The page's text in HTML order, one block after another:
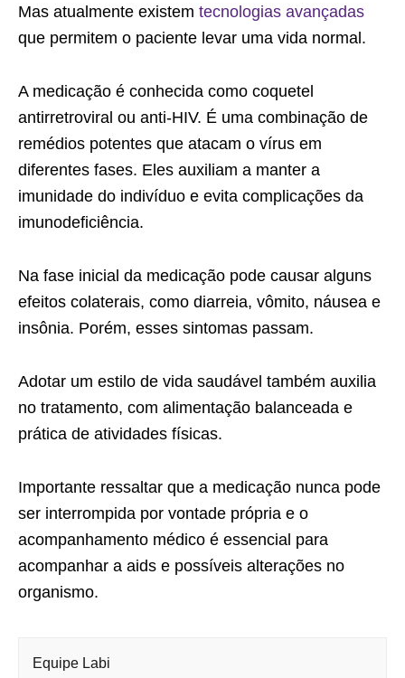
Mas atualmente existem tecnologias avançadas
que permitem o paciente levar uma vida normal.
A medicação é conhecida como coquetel
antirretroviral ou anti-HIV. É uma combinação de
remédios potentes que atacam o vírus em
diferentes fases. Eles auxiliam a manter a
imunidade do indivíduo e evita complicações da
imunodeficiência.
Na fase inicial da medicação pode causar alguns
efeitos colaterais, como diarreia, vômito, náusea e
insônia. Porém, esses sintomas passam.
Adotar um estilo de vida saudável também auxilia
no tratamento, com alimentação balanceada e
prática de atividades físicas.
Importante ressaltar que a medicação nunca pode
ser interrompida por vontade própria e o
acompanhamento médico é essencial para
acompanhar a aids e possíveis alterações no
organismo.
Equipe Labi